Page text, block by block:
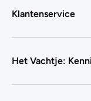
Klantenservice
Het Vachtje: